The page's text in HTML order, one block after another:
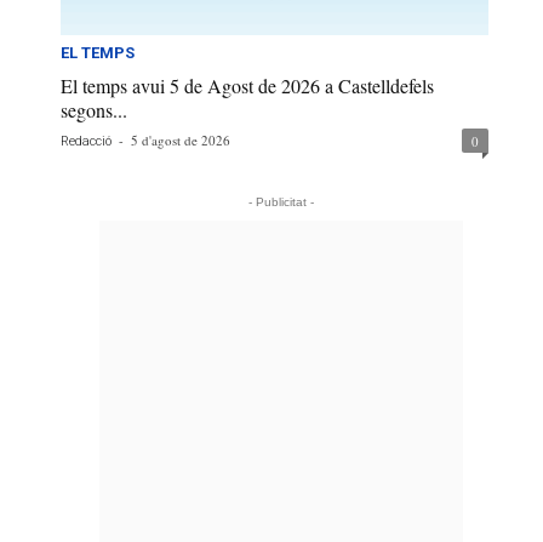
EL TEMPS
El temps avui 5 de Agost de 2026 a Castelldefels
segons...
Redacció - 5 d'agost de 2026 0
- Publicitat -